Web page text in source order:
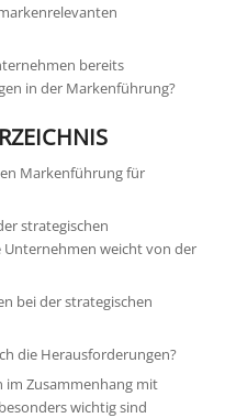
bereits
in der Markenführung?
Markenführung für
strategischen
weicht von der
bei der strategischen
die Herausforderungen?
im Zusammenhang mit
wichtig sind